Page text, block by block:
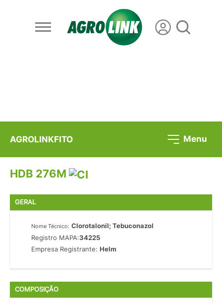
AGROLINKFITO Menu
HDB 276M
GERAL
Nome Técnico: Clorotalonil; Tebuconazol
Registro MAPA:34225
Empresa Registrante:Helm
COMPOSIÇÃO